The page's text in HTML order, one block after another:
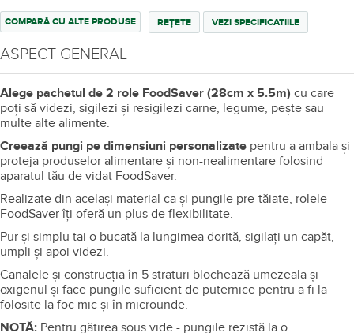
REȚETE
COMPARĂ CU ALTE PRODUSE VEZI SPECIFICATIILE
ASPECT GENERAL
Alege pachetul de 2 role FoodSaver (28cm x 5.5m) cu care
poţi să videzi, sigilezi şi resigilezi carne, legume, peşte sau
multe alte alimente.
Creează pungi pe dimensiuni personalizate pentru a ambala și
proteja produselor alimentare și non-nealimentare folosind
aparatul tău de vidat FoodSaver.
Realizate din același material ca și pungile pre-tăiate, rolele
FoodSaver îți oferă un plus de flexibilitate.
Pur și simplu tai o bucată la lungimea dorită, sigilați un capăt,
umpli și apoi videzi.
Canalele și construcția în 5 straturi blochează umezeala și
oxigenul și face pungile suficient de puternice pentru a fi la
folosite la foc mic și în microunde.
NOTĂ: Pentru gătirea sous vide - pungile rezistă la o